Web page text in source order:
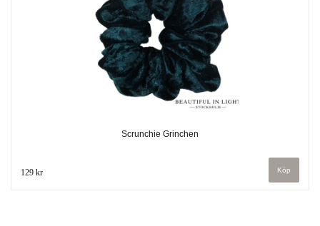
Scrunchie Grinchen
129 kr